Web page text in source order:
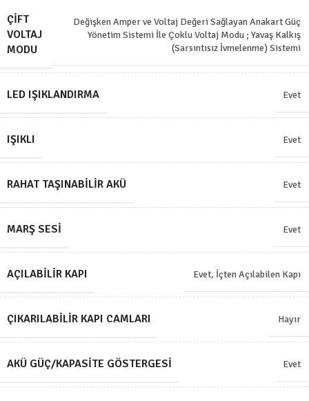
ÇIFT
VOLTAJ
MODU
Değişken Amper ve Voltaj Değeri Sağlayan Anakart Güç
Yönetim Sistemi İle Çoklu Voltaj Modu ; Yavaş Kalkış
(Sarsıntısız İvmelenme) Sistemi
LED IŞIKLANDIRMA Evet
IŞIKLI Evet
RAHAT TAŞINABILIR AKÜ Evet
MARŞ SESI Evet
AÇILABILIR KAPI Evet, İçten Açılabilen Kapı
ÇIKARILABILIR KAPI CAMLARI Hayır
AKÜ GÜÇ/KAPASITE GÖSTERGESI Evet